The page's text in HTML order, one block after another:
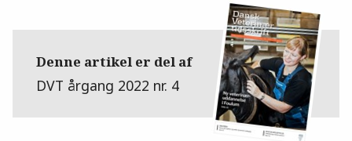
Denne artikel er del af
DVT årgang 2022 nr. 4